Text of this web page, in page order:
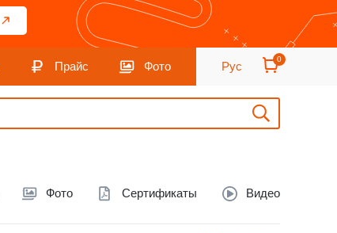
Прайс Фото Рус
0
Фото Сертификаты Видео